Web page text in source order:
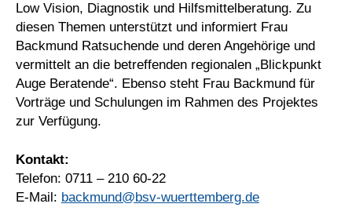
Low Vision, Diagnostik und Hilfsmittelberatung. Zu
diesen Themen unterstützt und informiert Frau
Backmund Ratsuchende und deren Angehörige und
vermittelt an die betreffenden regionalen „Blickpunkt
Auge Beratende“. Ebenso steht Frau Backmund für
Vorträge und Schulungen im Rahmen des Projektes
zur Verfügung.
Kontakt:
Telefon: 0711 – 210 60-22
E-Mail: backmund@bsv-wuerttemberg.de